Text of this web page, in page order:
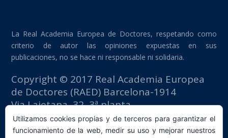
La Real Academia Europea de Doctores, respetando como
criterio de autor las opiniones expuestas en sus
publicaciones, no se hace ni responsable ni solidaria.
Copyright © 2017 Real Academia Europea
de Doctores (RAED) Barcelona-1914
Via Laietana, 32, 3ª planta
Edificio Fomento del Trabajo
08003 Barcelona (España)
Utilizamos cookies propias y de terceros para garantizar el
funcionamiento de la web, medir su uso y mejorar nuestros